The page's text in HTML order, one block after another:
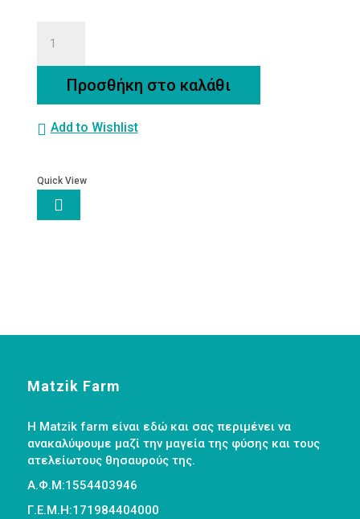
Προσθήκη στο καλάθι
Add to Wishlist
Quick View

Matzik Farm
Η Matzik farm είναι εδώ και σας περιμένει να
ανακαλύψουμε μαζί την μαγεία της φύσης και τους
ατελείωτους θησαυρούς της.
Α.Φ.Μ:1554403946
Γ.Ε.Μ.Η:171984404000